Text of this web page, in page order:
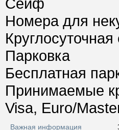
Сейф
Номера для
Парковка
Бесплатная
Принимаемые
Visa, Euro/
Важная информация